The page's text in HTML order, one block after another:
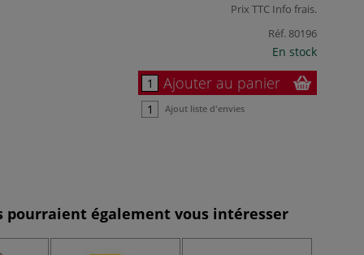
Prix TTC Info frais.
Réf. 80196
En stock
Ajouter au panier
Ajout liste d'envies
pourraient également vous intéresser